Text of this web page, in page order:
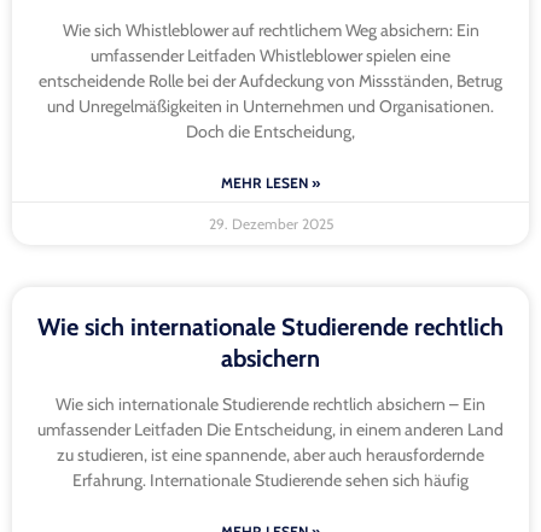
Wie sich Whistleblower auf rechtlichem Weg absichern: Ein
umfassender Leitfaden Whistleblower spielen eine
entscheidende Rolle bei der Aufdeckung von Missständen, Betrug
und Unregelmäßigkeiten in Unternehmen und Organisationen.
Doch die Entscheidung,
MEHR LESEN »
29. Dezember 2025
Wie sich internationale Studierende rechtlich
absichern
Wie sich internationale Studierende rechtlich absichern – Ein
umfassender Leitfaden Die Entscheidung, in einem anderen Land
zu studieren, ist eine spannende, aber auch herausfordernde
Erfahrung. Internationale Studierende sehen sich häufig